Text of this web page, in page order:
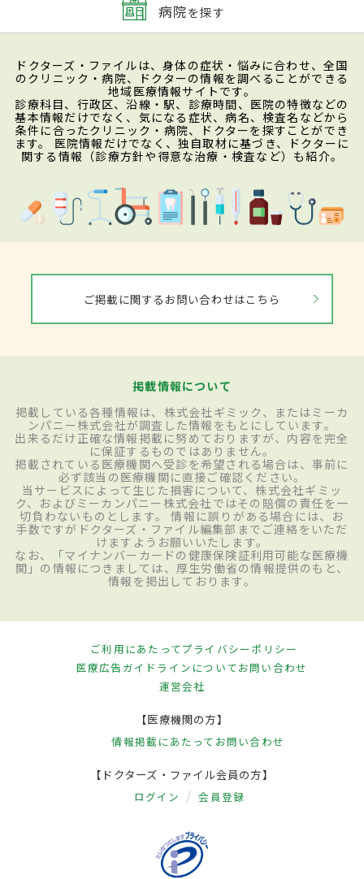
病院を探す
ドクターズ・ファイルは、身体の症状・悩みに合わせ、全国
のクリニック・病院、ドクターの情報を調べることができる
地域医療情報サイトです。
診療科目、行政区、沿線・駅、診療時間、医院の特徴などの
基本情報だけでなく、気になる症状、病名、検査名などから
条件に合ったクリニック・病院、ドクターを探すことができ
ます。 医院情報だけでなく、独自取材に基づき、ドクターに
関する情報（診療方針や得意な治療・検査など）も紹介。
ご掲載に関するお問い合わせはこちら
掲載情報について
掲載している各種情報は、株式会社ギミック、またはミーカ
ンパニー株式会社が調査した情報をもとにしています。
出来るだけ正確な情報掲載に努めておりますが、内容を完全
に保証するものではありません。
掲載されている医療機関へ受診を希望される場合は、事前に
必ず該当の医療機関に直接ご確認ください。
当サービスによって生じた損害について、株式会社ギミッ
ク、およびミーカンパニー株式会社ではその賠償の責任を一
切負わないものとします。 情報に誤りがある場合には、お
手数ですがドクターズ・ファイル編集部までご連絡をいただ
けますようお願いいたします。
なお、「マイナンバーカードの健康保険証利用可能な医療機
関」の情報につきましては、厚生労働省の情報提供のもと、
情報を掲出しております。
ご利用にあたってプライバシーポリシー
医療広告ガイドラインについてお問い合わせ
運営会社
【医療機関の方】
情報掲載にあたって お問い合わせ
【ドクターズ・ファイル会員の方】
ログイン 会員登録